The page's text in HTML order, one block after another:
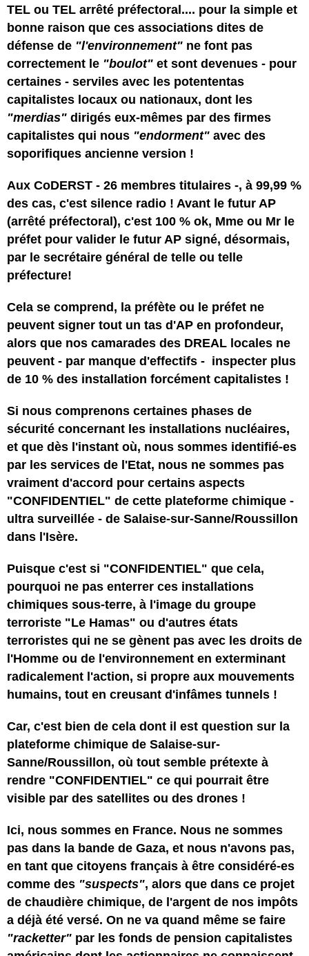
TEL ou TEL arrêté préfectoral.... pour la simple et
bonne raison que ces associations dites de
défense de "l'environnement" ne font pas
correctement le "boulot" et sont devenues - pour
certaines - serviles avec les potententas
capitalistes locaux ou nationaux, dont les
"merdias" dirigés eux-mêmes par des firmes
capitalistes qui nous "endorment" avec des
soporifiques ancienne version !
Aux CoDERST - 26 membres titulaires -, à 99,99 %
des cas, c'est silence radio ! Avant le futur AP
(arrêté préfectoral), c'est 100 % ok, Mme ou Mr le
préfet pour valider le futur AP signé, désormais,
par le secrétaire général de telle ou telle
préfecture!
Cela se comprend, la préfète ou le préfet ne
peuvent signer tout un tas d'AP en profondeur,
alors que nos camarades des DREAL locales ne
peuvent - par manque d'effectifs - inspecter plus
de 10 % des installation forcément capitalistes !
Si nous comprenons certaines phases de
sécurité concernant les installations nucléaires,
et que dès l'instant où, nous sommes identifié-es
par les services de l'Etat, nous ne sommes pas
vraiment d'accord pour certains aspects
"CONFIDENTIEL" de cette plateforme chimique -
ultra surveillée - de Salaise-sur-Sanne/Roussillon
dans l'Isère.
Puisque c'est si "CONFIDENTIEL" que cela,
pourquoi ne pas enterrer ces installations
chimiques sous-terre, à l'image du groupe
terroriste "Le Hamas" ou d'autres états
terroristes qui ne se gènent pas avec les droits de
l'Homme ou de l'environnement en exterminant
radicalement l'action, si propre aux mouvements
humains, tout en creusant d'infâmes tunnels !
Car, c'est bien de cela dont il est question sur la
plateforme chimique de Salaise-sur-
Sanne/Roussillon, où tout semble prétexte à
rendre "CONFIDENTIEL" ce qui pourrait être
visible par des satellites ou des drones !
Ici, nous sommes en France. Nous ne sommes
pas dans la bande de Gaza, et nous n'avons pas,
en tant que citoyens français à être considéré-es
comme des "suspects", alors que dans ce projet
de chaudière chimique, de l'argent de nos impôts
a déjà été versé. On ne va quand même se faire
"racketter" par les fonds de pension capitalistes